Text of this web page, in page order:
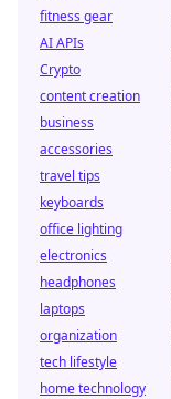
fitness gear
AI APIs
Crypto
content creation
business
accessories
travel tips
keyboards
office lighting
electronics
headphones
laptops
organization
tech lifestyle
home technology